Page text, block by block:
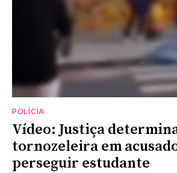
POLÍCIA
Vídeo: Justiça
tornozeleira em
perseguir estudante